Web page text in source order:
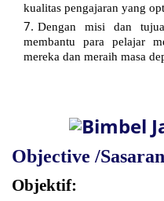
kualitas pengajaran yang
Dengan misi dan
membantu para pelajar
mereka dan meraih masa
Objective /Sasaran
Objektif: